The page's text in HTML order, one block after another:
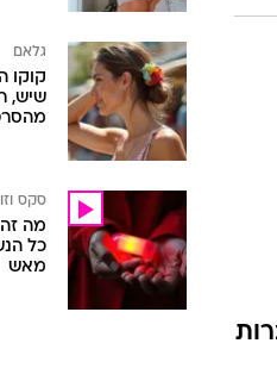
גלאם
קוקו
שיש,
סקס
מה
כל
מאש